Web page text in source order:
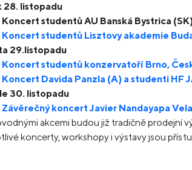
28. listopadu
Koncert studentů AU Banská Bystrica
Koncert studentů Lisztovy akademie
29.listopadu
Koncert studentů konzervatoří Brno,
Koncert Davida Panzla (A) a studenti HF
30. listopadu
Závěrečný koncert Javier Nandayapa
akcemi budou již tradičně prodejní
koncerty, workshopy i výstavy jsou